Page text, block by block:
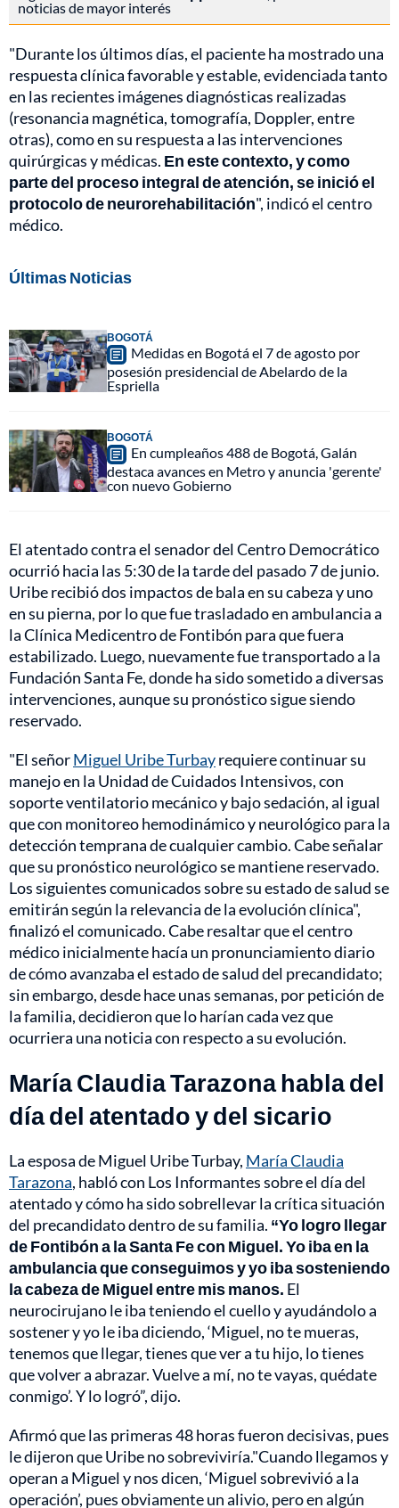
noticias de mayor interés
"Durante los últimos días, el paciente ha mostrado una
respuesta clínica favorable y estable, evidenciada tanto
en las recientes imágenes diagnósticas realizadas
(resonancia magnética, tomografía, Doppler, entre
otras), como en su respuesta a las intervenciones
quirúrgicas y médicas. En este contexto, y como
parte del proceso integral de atención, se inició el
protocolo de neurorehabilitación", indicó el centro
médico.
Últimas Noticias
BOGOTÁ
Medidas en Bogotá el 7 de agosto por
posesión presidencial de Abelardo de la
Espriella
BOGOTÁ
En cumpleaños 488 de Bogotá, Galán
destaca avances en Metro y anuncia 'gerente'
con nuevo Gobierno
El atentado contra el senador del Centro Democrático
ocurrió hacia las 5:30 de la tarde del pasado 7 de junio.
Uribe recibió dos impactos de bala en su cabeza y uno
en su pierna, por lo que fue trasladado en ambulancia a
la Clínica Medicentro de Fontibón para que fuera
estabilizado. Luego, nuevamente fue transportado a la
Fundación Santa Fe, donde ha sido sometido a diversas
intervenciones, aunque su pronóstico sigue siendo
reservado.
"El señorMiguel Uribe Turbayrequiere continuar su
manejo en la Unidad de Cuidados Intensivos, con
soporte ventilatorio mecánico y bajo sedación, al igual
que con monitoreo hemodinámico y neurológico para la
detección temprana de cualquier cambio. Cabe señalar
que su pronóstico neurológico se mantiene reservado.
Los siguientes comunicados sobre su estado de salud se
emitirán según la relevancia de la evolución clínica",
finalizó el comunicado. Cabe resaltar que el centro
médico inicialmente hacía un pronunciamiento diario
de cómo avanzaba el estado de salud del precandidato;
sin embargo, desde hace unas semanas, por petición de
la familia, decidieron que lo harían cada vez que
ocurriera una noticia con respecto a su evolución.
María Claudia Tarazona habla del
día del atentado y del sicario
La esposa de Miguel Uribe Turbay, María Claudia
Tarazona, habló con Los Informantes sobre el día del
atentado y cómo ha sido sobrellevar la crítica situación
del precandidato dentro de su familia. “Yo logro llegar
de Fontibón a la Santa Fe con Miguel. Yo iba en la
ambulancia que conseguimos y yo iba sosteniendo
la cabeza de Miguel entre mis manos. El
neurocirujano le iba teniendo el cuello y ayudándolo a
sostener y yo le iba diciendo, ‘Miguel, no te mueras,
tenemos que llegar, tienes que ver a tu hijo, lo tienes
que volver a abrazar. Vuelve a mí, no te vayas, quédate
conmigo’. Y lo logró”, dijo.
Afirmó que las primeras 48 horas fueron decisivas, pues
le dijeron que Uribe no sobreviviría."Cuando llegamos y
operan a Miguel y nos dicen, ‘Miguel sobrevivió a la
operación’, pues obviamente un alivio, pero en algún